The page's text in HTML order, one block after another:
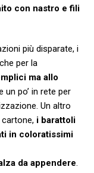
con nastro e fili
più disparate, i
per la
ma allo
un po’ in rete per
Un altro
i barattoli
in coloratissimi
da appendere.